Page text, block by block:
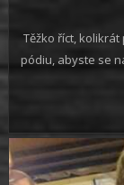
Těžko říct,
pódiu, abyste se